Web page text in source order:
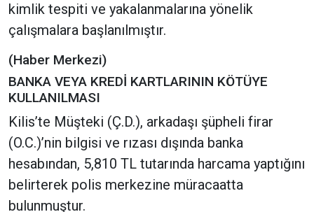
kimlik tespiti ve yakalanmalarına yönelik
çalışmalara başlanılmıştır.
(Haber Merkezi)
BANKA VEYA KREDİ KARTLARININ KÖTÜYE
KULLANILMASI
Kilis’te Müşteki (Ç.D.), arkadaşı şüpheli firar
(O.C.)’nin bilgisi ve rızası dışında banka
hesabından, 5,810 TL tutarında harcama yaptığını
belirterek polis merkezine müracaatta
bulunmuştur.